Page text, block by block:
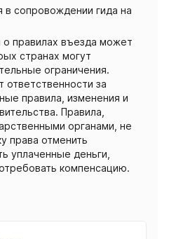
в сопровождении гида на
правилах въезда может
странах могут
ограничения.
ответственности за
правила, изменения и
Правила,
органами, не
права отменить
уплаченные деньги,
компенсацию.